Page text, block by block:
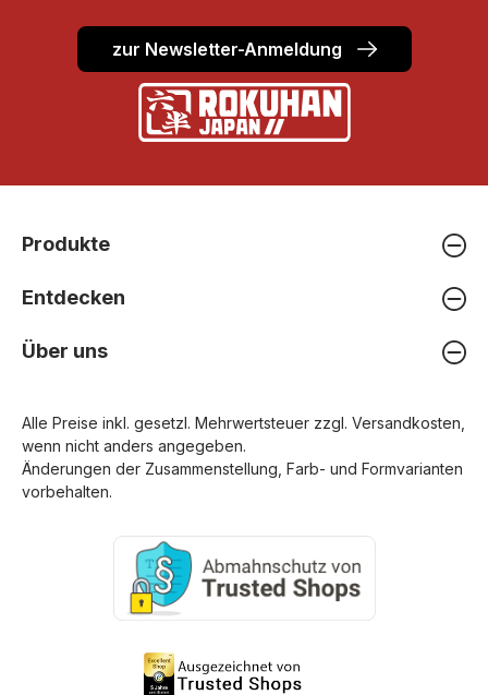
zur Newsletter-Anmeldung
Produkte
Entdecken
Über uns
Alle Preise inkl. gesetzl. Mehrwertsteuer zzgl. Versandkosten
wenn nicht anders angegeben.
Änderungen der Zusammenstellung, Farb- und Formvarianten
vorbehalten.